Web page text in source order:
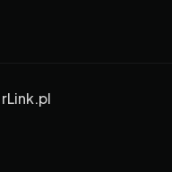
rLink.pl